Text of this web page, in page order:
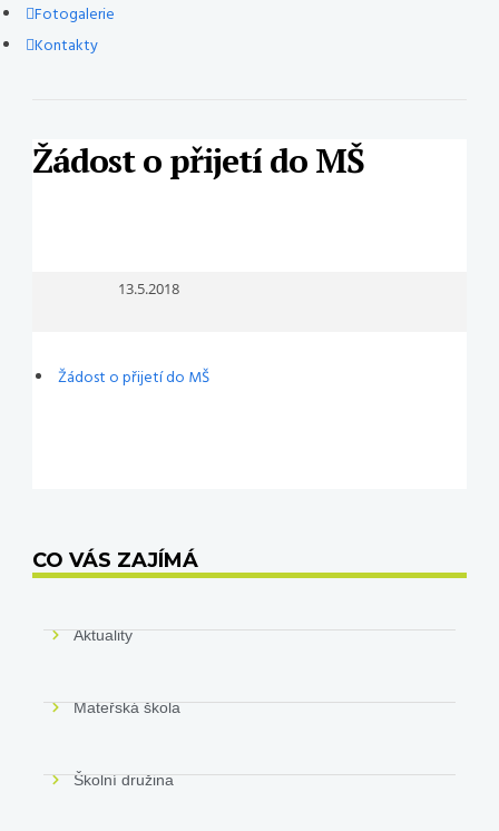
Fotogalerie
Kontakty
Žádost o přijetí do MŠ
13.5.2018
Žádost o přijetí do MŠ
CO VÁS ZAJÍMÁ
Aktuality
Mateřská škola
Školní družina